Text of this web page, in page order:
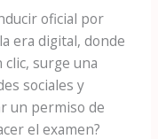
oficial por
era digital, donde
surge una
sociales y
un permiso de
el examen?